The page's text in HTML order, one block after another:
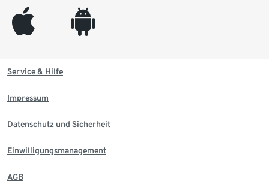
appleinc android
Service & Hilfe
Impressum
Datenschutz und Sicherheit
Einwilligungsmanagement
AGB